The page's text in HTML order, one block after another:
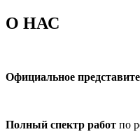
О НАС
Официальное
Полный спектр работ по